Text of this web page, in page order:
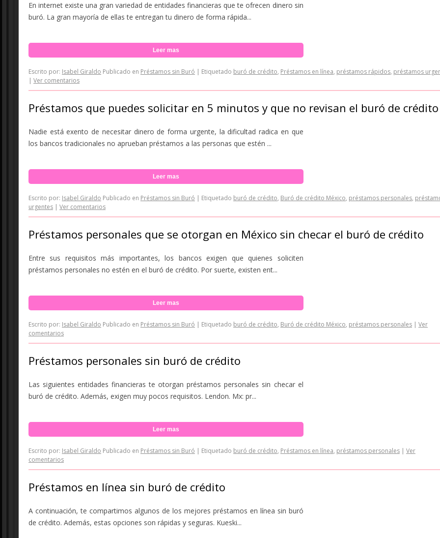
En internet existe una gran variedad de entidades financieras que te ofrecen dinero sin
buró. La gran mayoría de ellas te entregan tu dinero de forma rápida...
Leer mas
Escrito por: Isabel Giraldo Publicado en Préstamos sin Buró | Etiquetado buró de crédito, Préstamos en línea, préstamos rápidos, préstamos
| Ver comentarios
Préstamos que puedes solicitar en 5 minutos y que no revisan el buró de crédito
Nadie está exento de necesitar dinero de forma urgente, la dificultad radica en que
los bancos tradicionales no aprueban préstamos a las personas que estén ...
Leer mas
Escrito por: Isabel Giraldo Publicado en Préstamos sin Buró | Etiquetado buró de crédito, Buró de crédito México, préstamos personales,
urgentes | Ver comentarios
Préstamos personales que se otorgan en México sin checar el buró de crédito
Entre sus requisitos más importantes, los bancos exigen que quienes soliciten
préstamos personales no estén en el buró de crédito. Por suerte, existen ent...
Leer mas
Escrito por: Isabel Giraldo Publicado en Préstamos sin Buró | Etiquetado buró de crédito, Buró de crédito México, préstamos personales | Ver
comentarios
Préstamos personales sin buró de crédito
Las siguientes entidades financieras te otorgan préstamos personales sin checar el
buró de crédito. Además, exigen muy pocos requisitos. Lendon. Mx: pr...
Leer mas
Escrito por: Isabel Giraldo Publicado en Préstamos sin Buró | Etiquetado buró de crédito, Préstamos en línea, préstamos personales | Ver
comentarios
Préstamos en línea sin buró de crédito
A continuación, te compartimos algunos de los mejores préstamos en línea sin buró
de crédito. Además, estas opciones son rápidas y seguras. Kueski...